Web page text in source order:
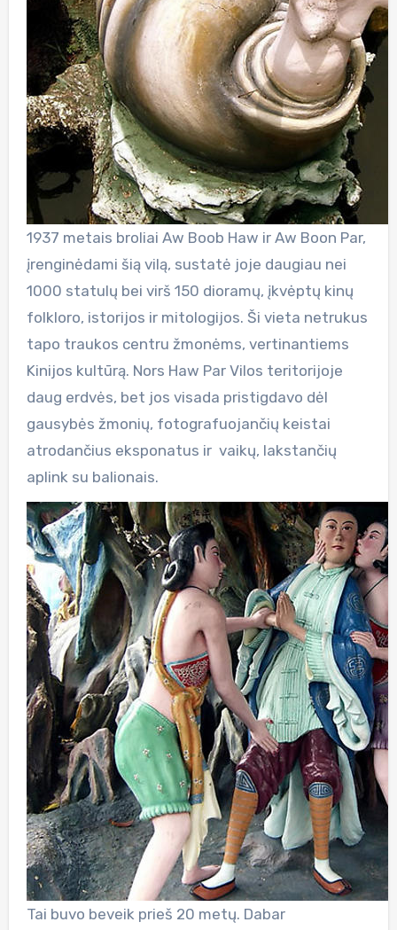
1937 metais broliai Aw Boob Haw ir Aw Boon Par,
įrenginėdami šią vilą, sustatė joje daugiau nei
1000 statulų bei virš 150 dioramų, įkvėptų kinų
folkloro, istorijos ir mitologijos. Ši vieta netrukus
tapo traukos centru žmonėms, vertinantiems
Kinijos kultūrą. Nors Haw Par Vilos teritorijoje
daug erdvės, bet jos visada pristigdavo dėl
gausybės žmonių, fotografuojančių keistai
atrodančius eksponatus ir vaikų, lakstančių
aplink su balionais.
Tai buvo beveik prieš 20 metų. Dabar